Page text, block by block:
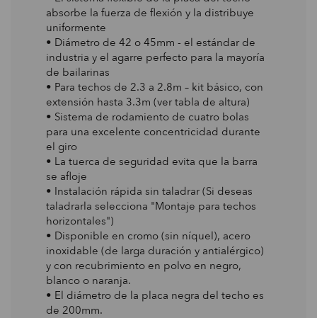
absorbe la fuerza de flexión y la distribuye
uniformente
• Diámetro de 42 o 45mm - el estándar de
industria y el agarre perfecto para la mayoría
de bailarinas
• Para techos de 2.3 a 2.8m – kit básico, con
extensión hasta 3.3m (ver tabla de altura)
• Sistema de rodamiento de cuatro bolas
para una excelente concentricidad durante
el giro
• La tuerca de seguridad evita que la barra
se afloje
• Instalación rápida sin taladrar (Si deseas
taladrarla selecciona "Montaje para techos
horizontales")
• Disponible en cromo (sin níquel), acero
inoxidable (de larga duración y antialérgico)
y con recubrimiento en polvo en negro,
blanco o naranja.
• El diámetro de la placa negra del techo es
de 200mm.